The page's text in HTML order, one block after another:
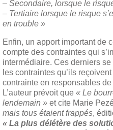
– Secondaire, lorsque le
– Tertiaire lorsque le risque
en trouble »
Enfin, un apport important de
compte des contraintes qui
intermédiaire. Ces derniers
les contraintes qu’ils
contrainte en responsables
L’auteur prévoit que « Le
lendemain » et cite Marie
mais tous étaient frappés,
« La plus délétère des